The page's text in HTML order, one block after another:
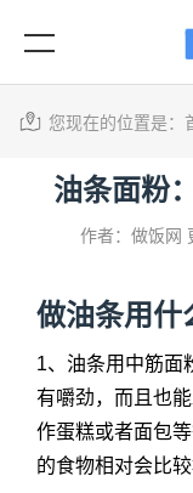
您现在的位置是：
油条面粉
作者：做饭网
做油条用什
1、油条用中筋面
有嚼劲，而且也
作蛋糕或者面包
的食物相对会比较